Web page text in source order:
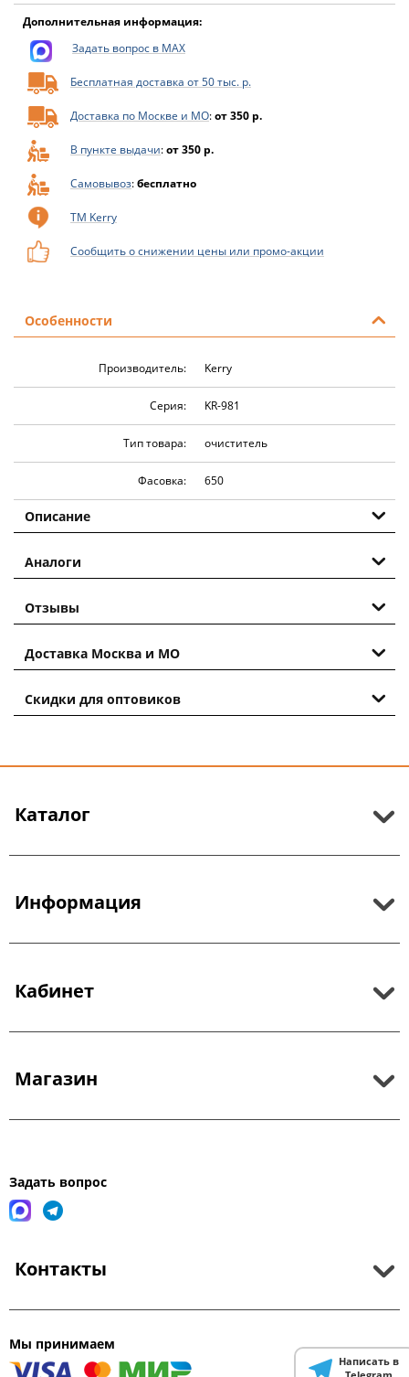
Дополнительная информация:
Задать вопрос в MAX
Бесплатная доставка от 50 тыс. р.
Доставка по Москве и МО:от 350 р.
В пункте выдачи:от 350 р.
Самовывоз:бесплатно
ТМ Kerry
Сообщить о снижении цены или промо-акции
Особенности
Производитель: Kerry
Серия: KR-981
Тип товара: очиститель
Фасовка: 650
Описание
Аналоги
Отзывы
Доставка Москва и МО
Скидки для оптовиков
Каталог
Информация
Кабинет
Магазин
Задать вопрос
Контакты
Мы принимаем
Написать в